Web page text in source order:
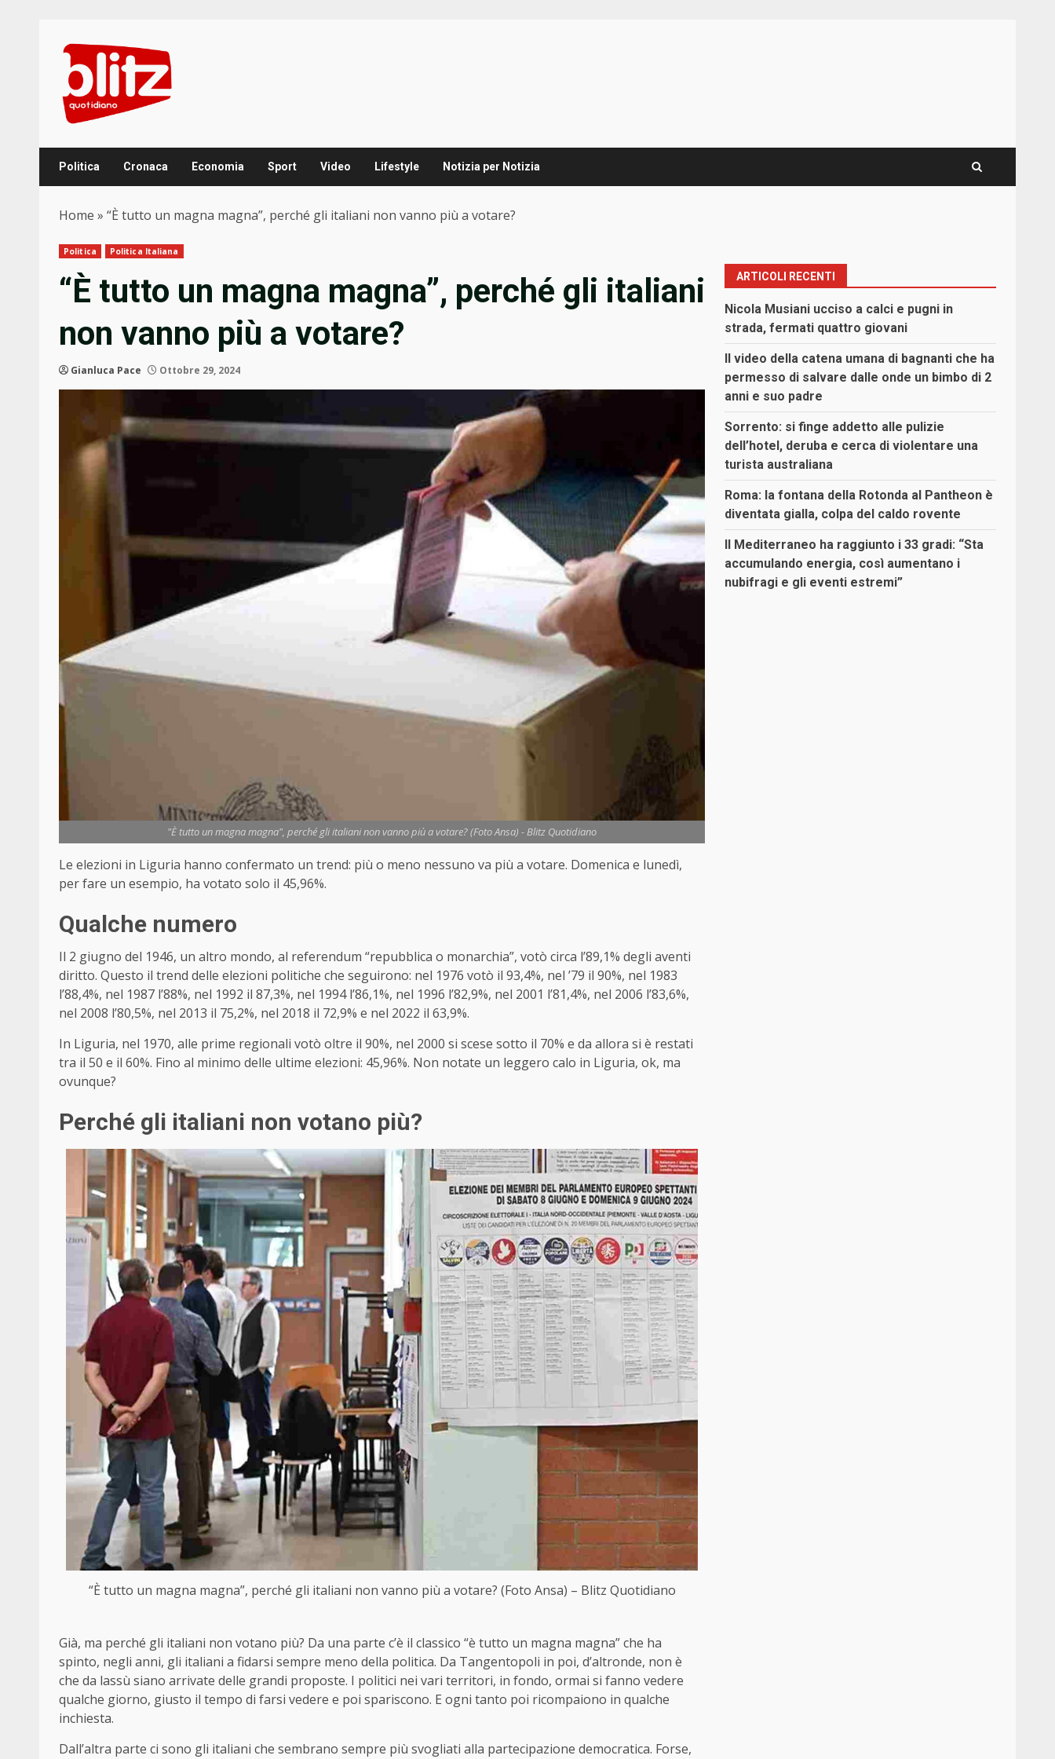
content
Politica Cronaca Economia Sport Video Lifestyle Notizia per Notizia
Home » “È tutto un magna magna”, perché gli italiani non vanno più a votare?
Politica Politica Italiana
“È tutto un magna magna”, perché gli italiani
non vanno più a votare?
Gianluca Pace Ottobre 29, 2024
"È tutto un magna magna", perché gli italiani non vanno più a votare? (Foto Ansa) - Blitz Quotidiano
Le elezioni in Liguria hanno confermato un trend: più o meno nessuno va più a votare. Domenica e lunedì,
per fare un esempio, ha votato solo il 45,96%.
Qualche numero
Il 2 giugno del 1946, un altro mondo, al referendum “repubblica o monarchia”, votò circa l’89,1% degli aventi
diritto. Questo il trend delle elezioni politiche che seguirono: nel 1976 votò il 93,4%, nel ’79 il 90%, nel 1983
l’88,4%, nel 1987 l’88%, nel 1992 il 87,3%, nel 1994 l’86,1%, nel 1996 l’82,9%, nel 2001 l’81,4%, nel 2006 l’83,6%,
nel 2008 l’80,5%, nel 2013 il 75,2%, nel 2018 il 72,9% e nel 2022 il 63,9%.
In Liguria, nel 1970, alle prime regionali votò oltre il 90%, nel 2000 si scese sotto il 70% e da allora si è restati
tra il 50 e il 60%. Fino al minimo delle ultime elezioni: 45,96%. Non notate un leggero calo in Liguria, ok, ma
ovunque?
Perché gli italiani non votano più?
“È tutto un magna magna”, perché gli italiani non vanno più a votare? (Foto Ansa) – Blitz Quotidiano
Già, ma perché gli italiani non votano più? Da una parte c’è il classico “è tutto un magna magna” che ha
spinto, negli anni, gli italiani a fidarsi sempre meno della politica. Da Tangentopoli in poi, d’altronde, non è
che da lassù siano arrivate delle grandi proposte. I politici nei vari territori, in fondo, ormai si fanno vedere
qualche giorno, giusto il tempo di farsi vedere e poi spariscono. E ogni tanto poi ricompaiono in qualche
inchiesta.
Dall’altra parte ci sono gli italiani che sembrano sempre più svogliati alla partecipazione democratica. Forse,
ARTICOLI RECENTI
Nicola Musiani ucciso a calci e pugni in
strada, fermati quattro giovani
Il video della catena umana di bagnanti che ha
permesso di salvare dalle onde un bimbo di 2
anni e suo padre
Sorrento: si finge addetto alle pulizie
dell’hotel, deruba e cerca di violentare una
turista australiana
Roma: la fontana della Rotonda al Pantheon è
diventata gialla, colpa del caldo rovente
Il Mediterraneo ha raggiunto i 33 gradi: “Sta
accumulando energia, così aumentano i
nubifragi e gli eventi estremi”